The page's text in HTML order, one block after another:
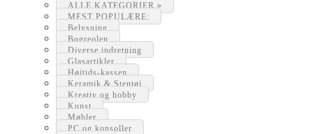
ALLE KATEGORIER »
MEST POPULÆRE:
Belysning
Bogreolen
Diverse indretning
Glasartikler
Højtids-kassen
Keramik & Stentøj
Kreativ og hobby
Kunst
Møbler
PC og konsoller